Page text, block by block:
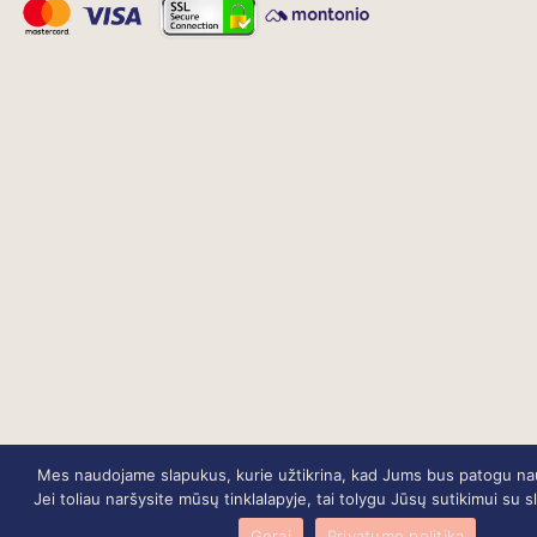
Mes naudojame slapukus, kurie užtikrina, kad Jums bus patogu
Jei toliau naršysite mūsų tinklalapyje, tai tolygu Jūsų sutikimui su